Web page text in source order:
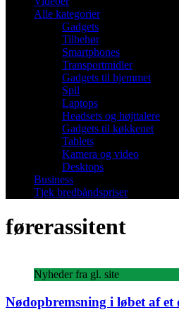
Alle kategorier
Gadgets
Tilbehør
Smartphones
Transportmidler
Gadgets til hjemmet
Spil
Laptops
Headsets og højttalere
Gadgets til køkkenet
Tablets
Kamera og video
Desktops
Business
Tjek bredbåndspriser
førerassitent
Nyheder fra gl. site
Nødopbremsning i løbet af et